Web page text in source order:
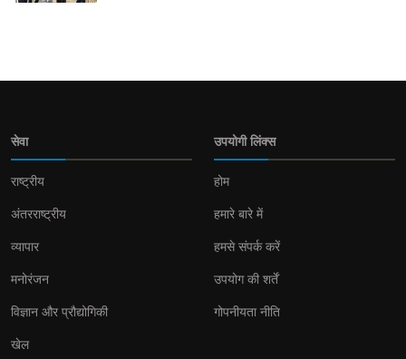
सेवा
राष्ट्रीय
अंतरराष्ट्रीय
व्यापार
मनोरंजन
विज्ञान और प्रौद्योगिकी
खेल
उपयोगी लिंक्स
होम
हमारे बारे में
हमसे संपर्क करें
उपयोग की शर्तें
गोपनीयता नीति